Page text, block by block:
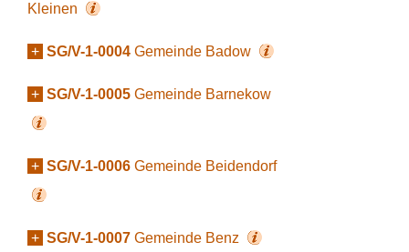
Kleinen
+ SG/V-1-0004 Gemeinde Badow
+ SG/V-1-0005 Gemeinde Barnekow
+ SG/V-1-0006 Gemeinde Beidendorf
+ SG/V-1-0007 Gemeinde Benz